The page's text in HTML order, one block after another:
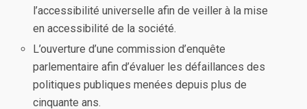
l’accessibilité universelle afin de veiller à la mise
en accessibilité de la société.
L’ouverture d’une commission d’enquête
parlementaire afin d’évaluer les défaillances des
politiques publiques menées depuis plus de
cinquante ans.